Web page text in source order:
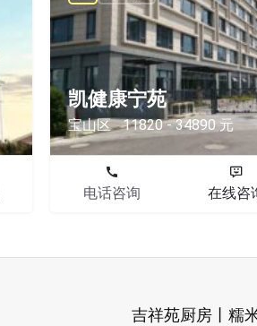
凯健康宁苑
宝山区 11820 - 34890 元
电话咨询 在线咨
吉祥苑厨房丨糯